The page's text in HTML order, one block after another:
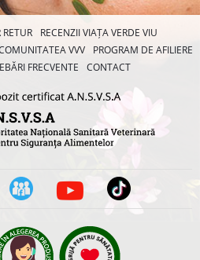
RETUR
RECENZII VIAȚA VERDE VIU
VVV
PROGRAM DE AFILIERE
FRECVENTE CONTACT